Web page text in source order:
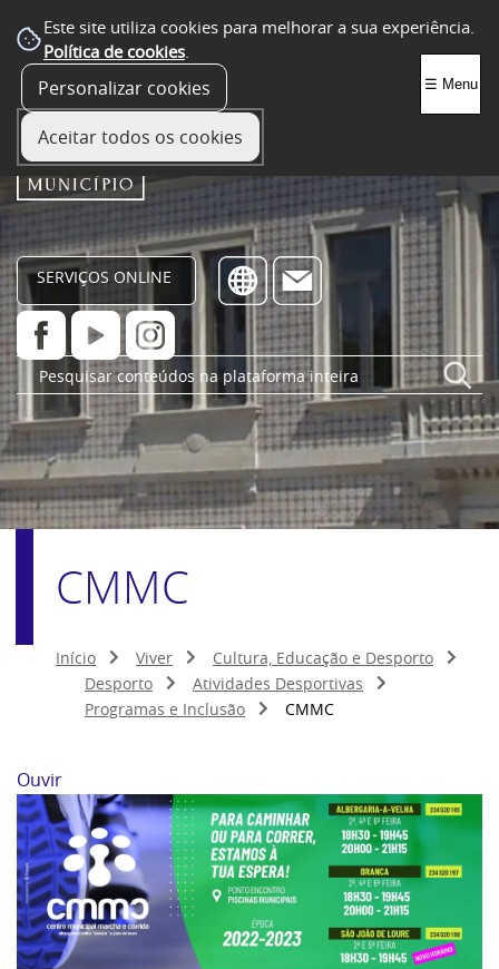
Este site utiliza cookies para melhorar a sua experiência.
Política de cookies.
Personalizar cookies
Aceitar todos os cookies
SERVIÇOS ONLINE
☰ Menu
CMMC
Início Viver
Cultura, Educação e Desporto
Desporto
Atividades Desportivas
Programas e Inclusão
CMMC
Ouvir